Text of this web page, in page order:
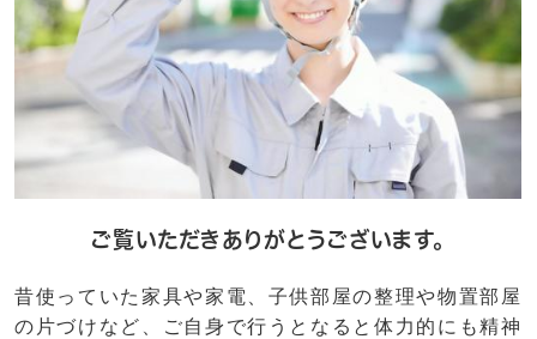
ご覧いただきありがとうございます。
昔使っていた家具や家電、子供部屋の整理や物置部屋
の片づけなど、ご自身で行うとなると体力的にも精神